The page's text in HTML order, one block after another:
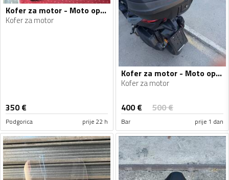
Kofer za motor - Moto oprema
Kofer za motor
350€
Podgorica prije 22 h
Kofer za motor - Moto oprema
Kofer za motor
400€ 500€
Bar prije 1 dan